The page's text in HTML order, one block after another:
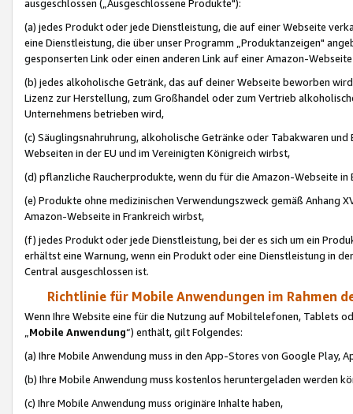
ausgeschlossen („Ausgeschlossene Produkte"):
(a) jedes Produkt oder jede Dienstleistung, die auf einer Webseite
eine Dienstleistung, die über unser Programm „Produktanzeigen"
gesponserten Link oder einen anderen Link auf einer Amazon-
(b) jedes alkoholische Getränk, das auf deiner Webseite beworben
Lizenz zur Herstellung, zum Großhandel oder zum Vertrieb
Unternehmens betrieben wird,
(c) Säuglingsnahruhrung, alkoholische Getränke oder Tabakwaren
Webseiten in der EU und im Vereinigten Königreich wirbst,
(d) pflanzliche Raucherprodukte, wenn du für die Amazon-Webseite in
(e) Produkte ohne medizinischen Verwendungszweck gemäß Anhang
Amazon-Webseite in Frankreich wirbst,
(f) jedes Produkt oder jede Dienstleistung, bei der es sich um ein
erhältst eine Warnung, wenn ein Produkt oder eine Dienstleistung in
Central ausgeschlossen ist.
Richtlinie für Mobile Anwendungen im Rahmen
Wenn Ihre Website eine für die Nutzung auf Mobiltelefonen, Tablets
„Mobile Anwendung“) enthält, gilt Folgendes:
(a) Ihre Mobile Anwendung muss in den App-Stores von Google Play,
(b) Ihre Mobile Anwendung muss kostenlos heruntergeladen werden
(c) Ihre Mobile Anwendung muss originäre Inhalte haben,